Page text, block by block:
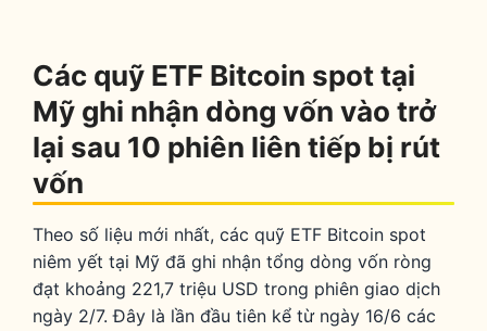
Các quỹ ETF Bitcoin spot tại
Mỹ ghi nhận dòng vốn vào trở
lại sau 10 phiên liên tiếp bị rút
vốn
Theo số liệu mới nhất, các quỹ ETF Bitcoin spot
niêm yết tại Mỹ đã ghi nhận tổng dòng vốn ròng
đạt khoảng 221,7 triệu USD trong phiên giao dịch
ngày 2/7. Đây là lần đầu tiên kể từ ngày 16/6 các